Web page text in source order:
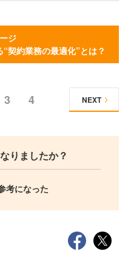
ジ
契約業務の最適化”とは？
3 4 NEXT
りましたか？
考になった